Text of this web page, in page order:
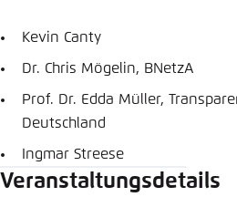
Kevin Canty
Dr. Chris Mögelin, BNetzA
Prof. Dr. Edda Müller,
Deutschland
Ingmar Streese
Veranstaltungsdetails